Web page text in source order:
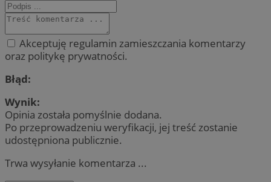
Akceptuję regulamin zamieszczania komentarzy
oraz politykę prywatności.
Błąd:
Wynik:
Opinia została pomyślnie dodana.
Po przeprowadzeniu weryfikacji, jej treść zostanie
udostępniona publicznie.
Trwa wysyłanie komentarza ...